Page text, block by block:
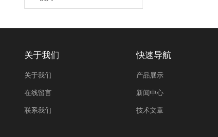
关于我们
关于我们
在线留言
联系我们
快速导航
产品展示
新闻中心
技术文章